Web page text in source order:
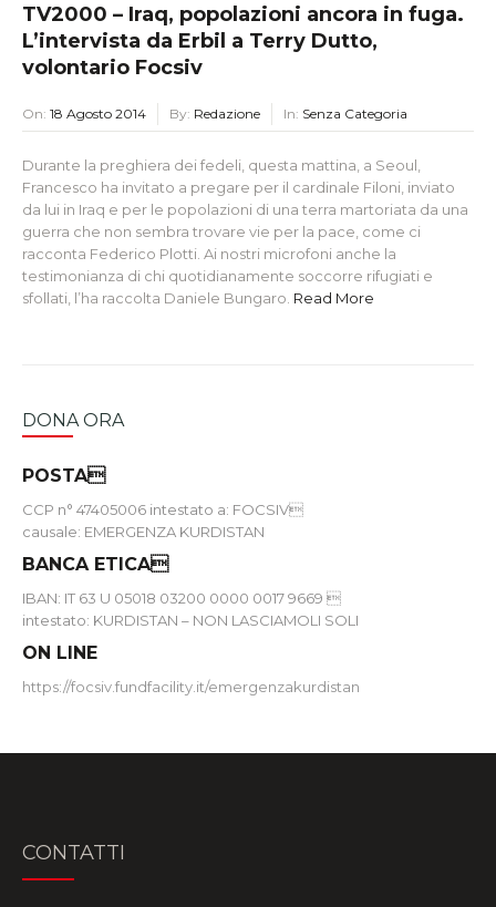
TV2000 – Iraq, popolazioni ancora in fuga.
L’intervista da Erbil a Terry Dutto,
volontario Focsiv
On: 18 Agosto 2014 By: Redazione In: Senza Categoria
Durante la preghiera dei fedeli, questa mattina, a Seoul,
Francesco ha invitato a pregare per il cardinale Filoni, inviato
da lui in Iraq e per le popolazioni di una terra martoriata da una
guerra che non sembra trovare vie per la pace, come ci
racconta Federico Plotti. Ai nostri microfoni anche la
testimonianza di chi quotidianamente soccorre rifugiati e
sfollati, l’ha raccolta Daniele Bungaro. Read More
DONA ORA
POSTA
CCP n° 47405006 intestato a: FOCSIV
causale: EMERGENZA KURDISTAN
BANCA ETICA
IBAN: IT 63 U 05018 03200 0000 0017 9669 
intestato: KURDISTAN – NON LASCIAMOLI SOLI
ON LINE
https://focsiv.fundfacility.it/emergenzakurdistan
CONTATTI